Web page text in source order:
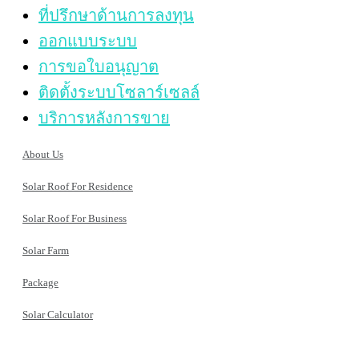
ที่ปรึกษาด้านการลงทุน
ออกแบบระบบ
การขอใบอนุญาต
ติดตั้งระบบโซลาร์เซลล์
บริการหลังการขาย
About Us
Solar Roof For Residence
Solar Roof For Business
Solar Farm
Package
Solar Calculator